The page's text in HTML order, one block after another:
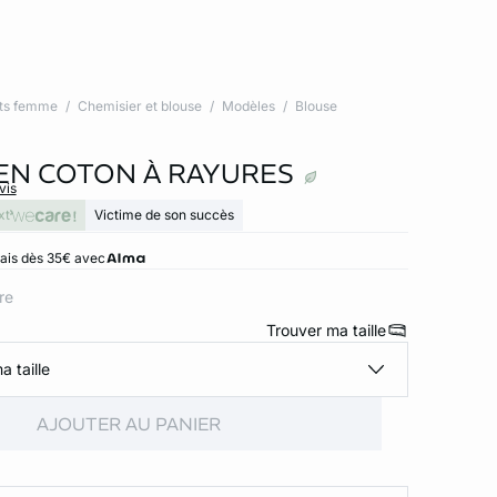
femme Chemisier et blouse Modèles Blouse
COTON À RAYURES
Victime de son succès
dès 35€ avec
Trouver ma taille
taille
AJOUTER AU PANIER